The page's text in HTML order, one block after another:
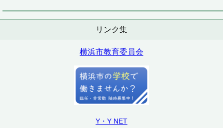
リンク集
横浜市教育委員会
Y・Y NET